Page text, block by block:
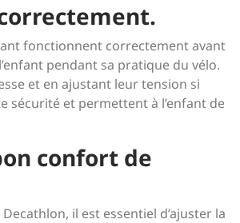
fonctionnent correctement avant
pendant sa pratique du vélo.
et en ajustant leur tension si
sécurité et permettent à l’enfant de
confort de
il est essentiel d’ajuster la